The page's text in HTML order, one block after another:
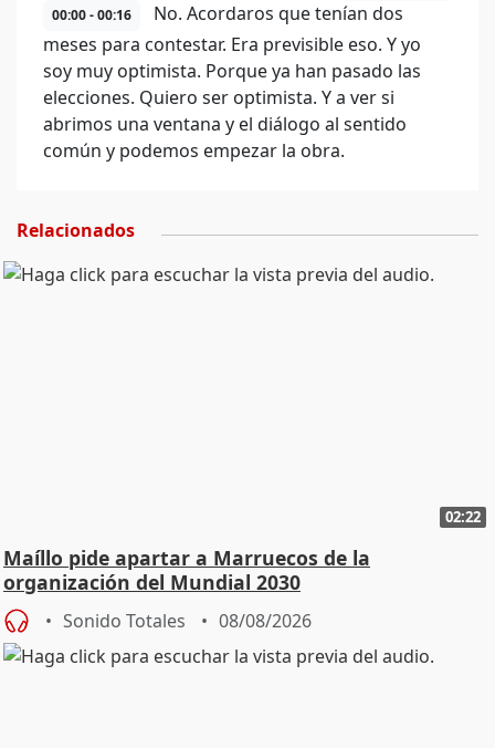
00:00 - 00:16
No. Acordaros que tenían dos
meses para contestar. Era previsible eso. Y yo
soy muy optimista. Porque ya han pasado las
elecciones. Quiero ser optimista. Y a ver si
abrimos una ventana y el diálogo al sentido
común y podemos empezar la obra.
Relacionados
02:22
Maíllo pide apartar a Marruecos de la
organización del Mundial 2030
Sonido Totales 08/08/2026